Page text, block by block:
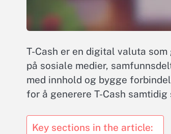
T-Cash er en digital valuta
på sosiale medier,
med innhold og bygge
for å generere T-Cash
Key sections in the article: